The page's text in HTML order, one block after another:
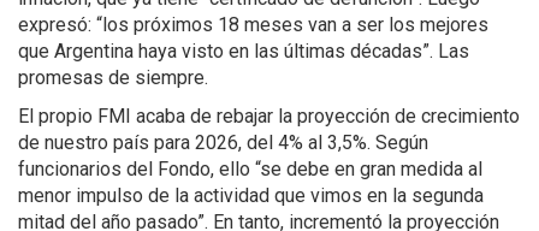
expresó: “los próximos 18 meses van a ser los mejores
que Argentina haya visto en las últimas décadas”. Las
promesas de siempre.
El propio FMI acaba de rebajar la proyección de crecimiento
de nuestro país para 2026, del 4% al 3,5%. Según
funcionarios del Fondo, ello “se debe en gran medida al
menor impulso de la actividad que vimos en la segunda
mitad del año pasado”. En tanto, incrementó la proyección